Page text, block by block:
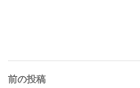
投
前の投稿